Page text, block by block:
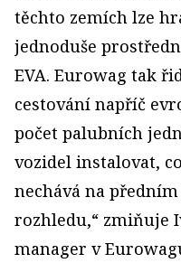
těchto zemích lze
jednoduše
EVA. Eurowag tak
cestování napříč
počet palubních
vozidel instalovat,
nechává na
rozhledu,“ zmiňuje
manager v